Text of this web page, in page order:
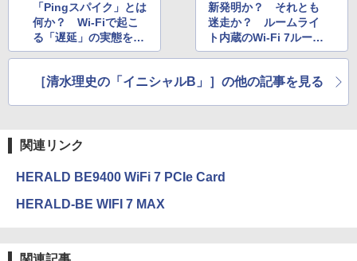
「Pingスパイク」とは
何か？ Wi-Fiで起こ
る「遅延」の実態を見
てみよう
新発明か？ それとも
迷走か？ ルームライ
ト内蔵のWi-Fi 7ルータ
ー「HUAWEI WiFi Me
［清水理史の「イニシャルB」］の他の記事を見る
関連リンク
HERALD BE9400 WiFi 7 PCIe Card
HERALD-BE WIFI 7 MAX